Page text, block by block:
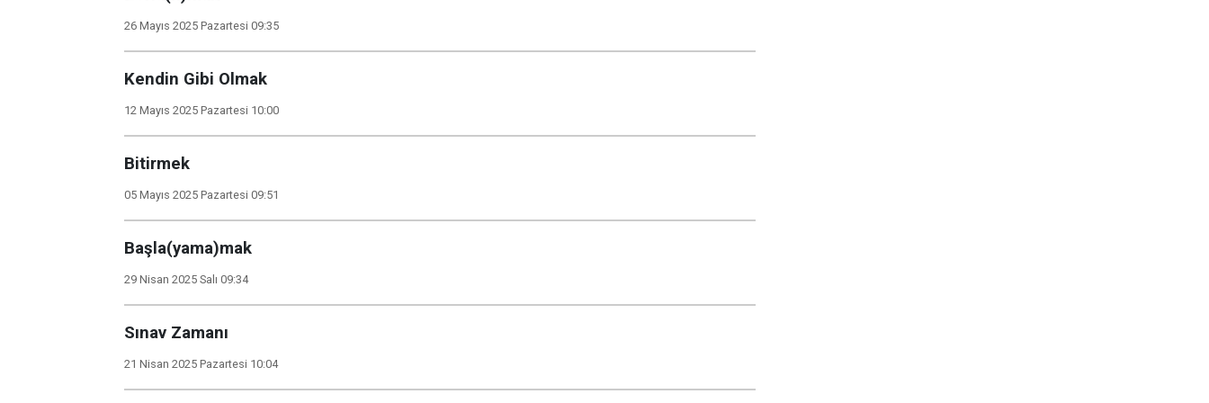
26 Mayıs 2025 Pazartesi 09:35
Kendin Gibi Olmak
12 Mayıs 2025 Pazartesi 10:00
Bitirmek
05 Mayıs 2025 Pazartesi 09:51
Başla(yama)mak
29 Nisan 2025 Salı 09:34
Sınav Zamanı
21 Nisan 2025 Pazartesi 10:04